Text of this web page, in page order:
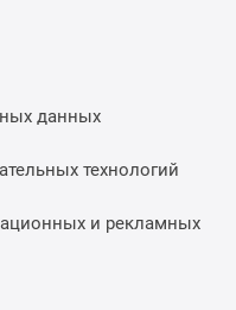
данных
технологий
и рекламных